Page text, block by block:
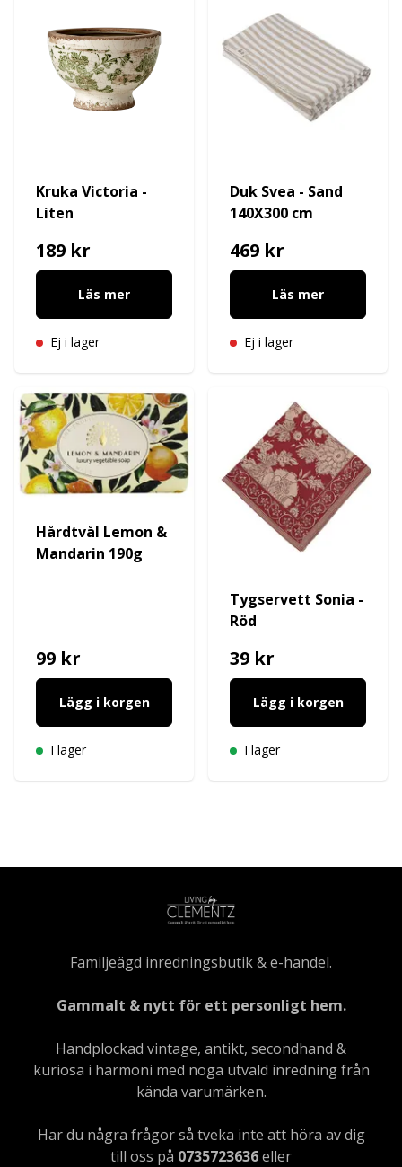
Kruka Victoria -
Liten
189 kr
Läs mer
Ej i lager
Duk Svea - Sand
140X300 cm
469 kr
Läs mer
Ej i lager
Hårdtvål Lemon &
Mandarin 190g
99 kr
Lägg i korgen
I lager
Tygservett Sonia -
Röd
39 kr
Lägg i korgen
I lager
Familjeägd inredningsbutik & e-handel.
Gammalt & nytt för ett personligt hem.
Handplockad vintage, antikt, secondhand &
kuriosa i harmoni med noga utvald inredning från
kända varumärken.
Har du några frågor så tveka inte att höra av dig
till oss på 0735723636eller